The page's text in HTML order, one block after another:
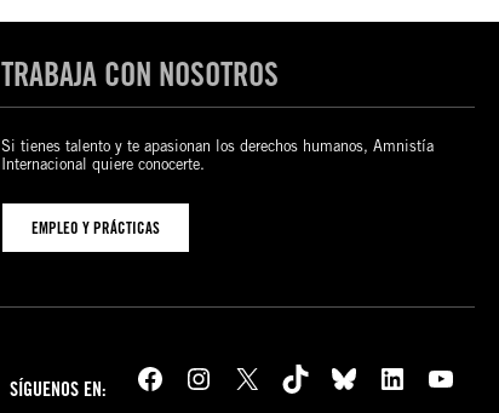
TRABAJA CON NOSOTROS
Si tienes talento y te apasionan los derechos humanos, Amnistía
Internacional quiere conocerte.
EMPLEO Y PRÁCTICAS
SÍGUENOS EN: Facebook Instagram X TikTok Bluesky LinkedIn YouTube